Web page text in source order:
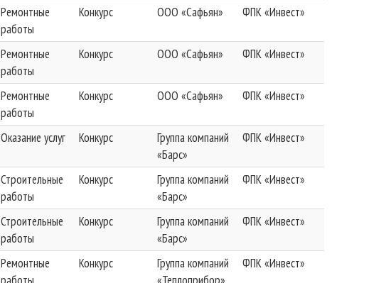
Ремонтные
работы
Конкурс ООО «Сафьян» ФПК «Инвест»
Ремонтные
работы
Конкурс ООО «Сафьян» ФПК «Инвест»
Ремонтные
работы
Конкурс ООО «Сафьян» ФПК «Инвест»
Оказание услуг Конкурс
Группа компаний
«Барс»
ФПК «Инвест»
Строительные
работы
Конкурс
Группа компаний
«Барс»
ФПК «Инвест»
Строительные
работы
Конкурс
Группа компаний
«Барс»
ФПК «Инвест»
Ремонтные
Конкурс
Группа компаний
ФПК «Инвест»